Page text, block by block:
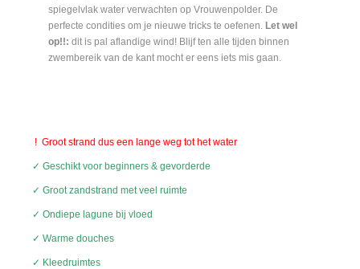
spiegelvlak water verwachten op Vrouwenpolder. De
perfecte condities om je nieuwe tricks te oefenen. Let wel
op!!: dit is pal aflandige wind! Blijf ten alle tijden binnen
zwembereik van de kant mocht er eens iets mis gaan.
! Groot strand dus een lange weg tot het water
✓ Geschikt voor beginners & gevorderde
✓ Groot zandstrand met veel ruimte
✓ Ondiepe lagune bij vloed
✓ Warme douches
✓ Kleedruimtes